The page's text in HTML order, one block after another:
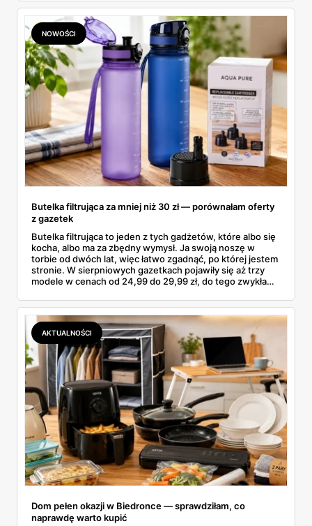
znalazłam, z cenami i terminami.
NOWOŚCI
Butelka filtrująca za mniej niż 30 zł — porównałam oferty
z gazetek
Butelka filtrująca to jeden z tych gadżetów, które albo się
kocha, albo ma za zbędny wymysł. Ja swoją noszę w
torbie od dwóch lat, więc łatwo zgadnąć, po której jestem
stronie. W sierpniowych gazetkach pojawiły się aż trzy
modele w cenach od 24,99 do 29,99 zł, do tego zwykła
wszystkie oferty i policzyłam, kiedy taki zakup faktycznie
się opłaca.
AKTUALNOŚCI
Dom pełen okazji w Biedronce — sprawdziłam, co
naprawdę warto kupić